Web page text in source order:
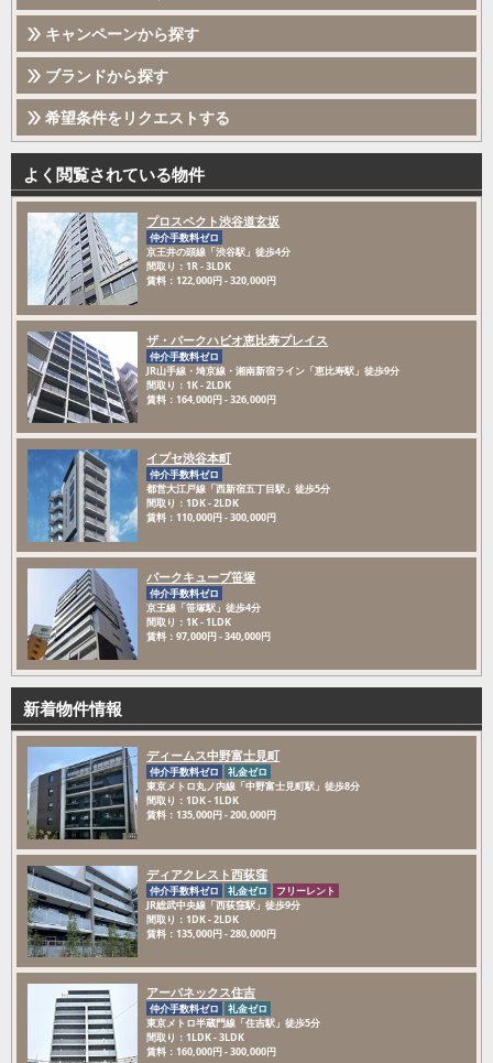
キャンペーンから探す
ブランドから探す
希望条件をリクエストする
よく閲覧されている物件
プロスペクト渋谷道玄坂
仲介手数料ゼロ
京王井の頭線「渋谷駅」徒歩4分
間取り：1R - 3LDK
賃料：122,000円 - 320,000円
ザ・パークハビオ恵比寿プレイス
仲介手数料ゼロ
JR山手線・埼京線・湘南新宿ライン「恵比寿駅」徒歩9分
間取り：1K - 2LDK
賃料：164,000円 - 326,000円
イプセ渋谷本町
仲介手数料ゼロ
都営大江戸線「西新宿五丁目駅」徒歩5分
間取り：1DK - 2LDK
賃料：110,000円 - 300,000円
パークキューブ笹塚
仲介手数料ゼロ
京王線「笹塚駅」徒歩4分
間取り：1K - 1LDK
賃料：97,000円 - 340,000円
新着物件情報
ディームス中野富士見町
仲介手数料ゼロ
礼金ゼロ
東京メトロ丸ノ内線「中野富士見町駅」徒歩8分
間取り：1DK - 1LDK
賃料：135,000円 - 200,000円
ディアクレスト西荻窪
仲介手数料ゼロ 礼金ゼロ
フリーレント
JR総武中央線「西荻窪駅」徒歩9分
間取り：1DK - 2LDK
賃料：135,000円 - 280,000円
アーバネックス住吉
仲介手数料ゼロ
礼金ゼロ
東京メトロ半蔵門線「住吉駅」徒歩5分
間取り：1LDK - 3LDK
賃料：160,000円 - 300,000円